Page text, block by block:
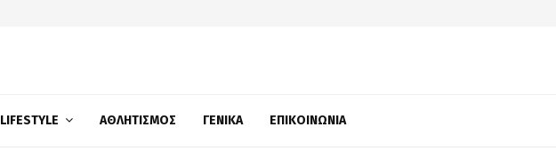
LIFESTYLE ΑΘΛΗΤΙΣΜΌΣ ΓΕΝΙΚΆ ΕΠΙΚΟΙΝΩΝΊΑ